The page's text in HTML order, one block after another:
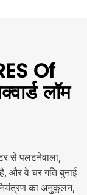
Of
लॉम
से पलटनेवाला,
और वे चर गति बुनाई
का अनुकूलन,